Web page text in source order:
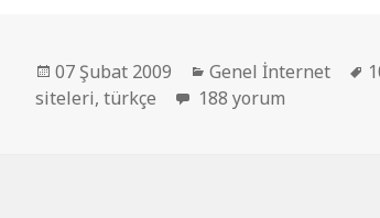
Yayın
tarihi
07 Şubat 2009 Kategoriler
Genel İnternet
siteleri,türkçe Güncel, kaliteli dizin
188 yorum